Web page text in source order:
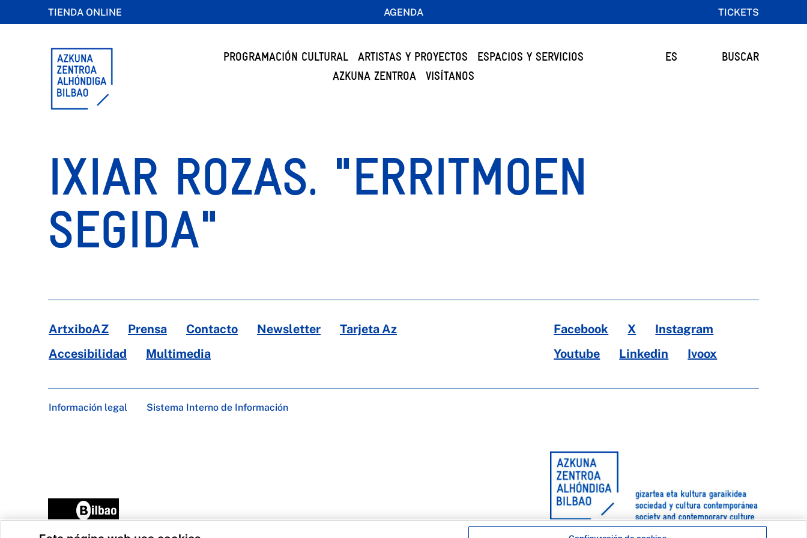
TIENDA ONLINE AGENDA TICKETS
PROGRAMACIÓN CULTURAL ARTISTAS Y PROYECTOS
ESPACIOS Y SERVICIOS
AZKUNA ZENTROA
VISÍTANOS
ES BUSCAR
IXIAR ROZAS. "ERRITMOEN
SEGIDA"
ArtxiboAZ Prensa Contacto Newsletter
Tarjeta Az
Accesibilidad
Multimedia
Facebook X
Instagram
Youtube
Linkedin Ivoox
Información legal Sistema Interno de Información